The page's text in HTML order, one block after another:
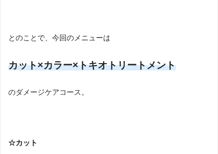
とのことで、今回のメニューは
カット×カラー×トキオトリートメント
のダメージケアコース。
☆カット